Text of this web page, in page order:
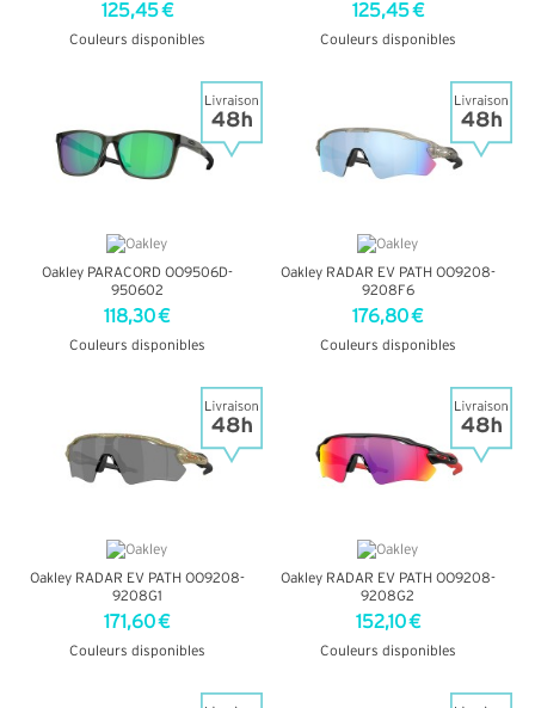
125,45 €
Couleurs disponibles
125,45 €
Couleurs disponibles
Oakley PARACORD OO9506D-
950602
118,30 €
Couleurs disponibles
Oakley RADAR EV PATH OO9208-
9208F6
176,80 €
Couleurs disponibles
Oakley RADAR EV PATH OO9208-
9208G1
171,60 €
Couleurs disponibles
Oakley RADAR EV PATH OO9208-
9208G2
152,10 €
Couleurs disponibles